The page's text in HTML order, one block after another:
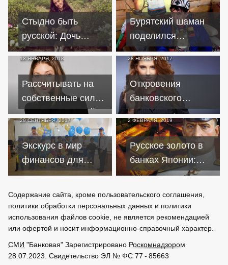
Стыдно быть
русской: Дочь
Тинькова в Лондоне
пожалела что сама
из России
Бурятский шаман
поделился
видением о
будущем России
13 ЯНВАРЯ, 2018
Рассчитывать на
собственные силы:
Нетрадиционный
успех американки
28 НОЯБРЯ, 2017
Откровения
банковского
менеджера о
работе в Сбербанке
29 СЕНТЯБРЯ, 2017
Экскурс в мир
финансов для
первоклашек
2 ФЕВРАЛЯ, 2019
Русское золото в
банках Японии:
история ограбления
Содержание сайта, кроме пользовательского соглашения,
политики обработки персональных данных и политики
использования файлов cookie, не является рекомендацией
или офертой и носит информационно-справочный характер.
СМИ "Банковая" Зарегистрировано Роскомнадзором
28.07.2023. Свидетельство ЭЛ № ФС 77 - 85663